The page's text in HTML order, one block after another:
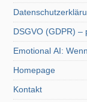
DSGVO (GDPR)
Emotional AI:
Homepage
Kontakt